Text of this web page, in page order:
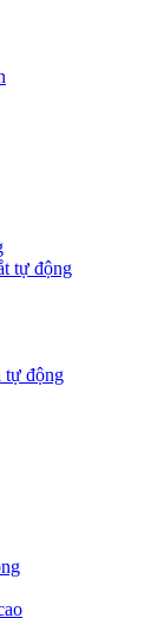
tự động
tự động